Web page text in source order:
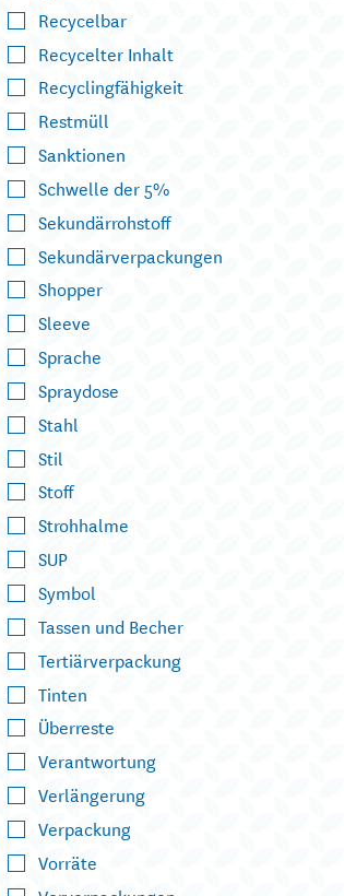
Recycelbar
Recycelter Inhalt
Recyclingfähigkeit
Restmüll
Sanktionen
Schwelle der 5%
Sekundärrohstoff
Sekundärverpackungen
Shopper
Sleeve
Sprache
Spraydose
Stahl
Stil
Stoff
Strohhalme
SUP
Symbol
Tassen und Becher
Tertiärverpackung
Tinten
Überreste
Verantwortung
Verlängerung
Verpackung
Vorräte